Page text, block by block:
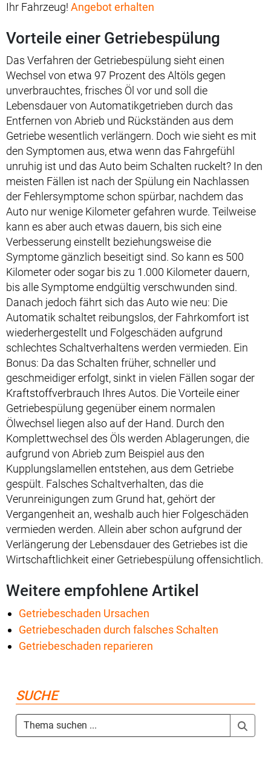
Ihr Fahrzeug! Angebot erhalten
Vorteile einer Getriebespülung
Das Verfahren der Getriebespülung sieht einen
Wechsel von etwa 97 Prozent des Altöls gegen
unverbrauchtes, frisches Öl vor und soll die
Lebensdauer von Automatikgetrieben durch das
Entfernen von Abrieb und Rückständen aus dem
Getriebe wesentlich verlängern. Doch wie sieht es mit
den Symptomen aus, etwa wenn das Fahrgefühl
unruhig ist und das Auto beim Schalten ruckelt? In den
meisten Fällen ist nach der Spülung ein Nachlassen
der Fehlersymptome schon spürbar, nachdem das
Auto nur wenige Kilometer gefahren wurde. Teilweise
kann es aber auch etwas dauern, bis sich eine
Verbesserung einstellt beziehungsweise die
Symptome gänzlich beseitigt sind. So kann es 500
Kilometer oder sogar bis zu 1.000 Kilometer dauern,
bis alle Symptome endgültig verschwunden sind.
Danach jedoch fährt sich das Auto wie neu: Die
Automatik schaltet reibungslos, der Fahrkomfort ist
wiederhergestellt und Folgeschäden aufgrund
schlechtes Schaltverhaltens werden vermieden. Ein
Bonus: Da das Schalten früher, schneller und
geschmeidiger erfolgt, sinkt in vielen Fällen sogar der
Kraftstoffverbrauch Ihres Autos. Die Vorteile einer
Getriebespülung gegenüber einem normalen
Ölwechsel liegen also auf der Hand. Durch den
Komplettwechsel des Öls werden Ablagerungen, die
aufgrund von Abrieb zum Beispiel aus den
Kupplungslamellen entstehen, aus dem Getriebe
gespült. Falsches Schaltverhalten, das die
Verunreinigungen zum Grund hat, gehört der
Vergangenheit an, weshalb auch hier Folgeschäden
vermieden werden. Allein aber schon aufgrund der
Verlängerung der Lebensdauer des Getriebes ist die
Wirtschaftlichkeit einer Getriebespülung offensichtlich.
Weitere empfohlene Artikel
Getriebeschaden Ursachen
Getriebeschaden durch falsches Schalten
Getriebeschaden reparieren
SUCHE